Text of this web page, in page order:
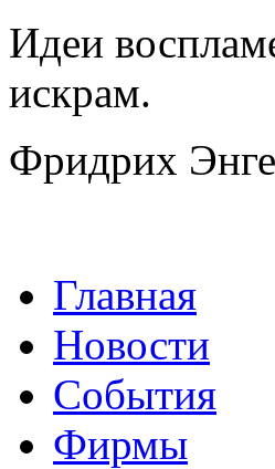
Идеи
искрам.
Фридрих
Главная
Новости
События
Фирмы